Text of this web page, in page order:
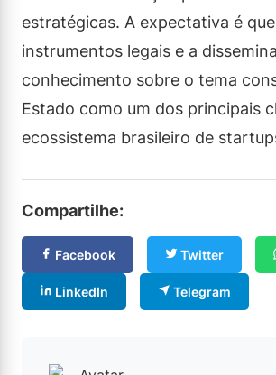
estratégicas. A expectativa é
instrumentos legais e a
conhecimento sobre o tema
Estado como um dos principais
ecossistema brasileiro de
Compartilhe:
Facebook Twitter
LinkedIn Telegram